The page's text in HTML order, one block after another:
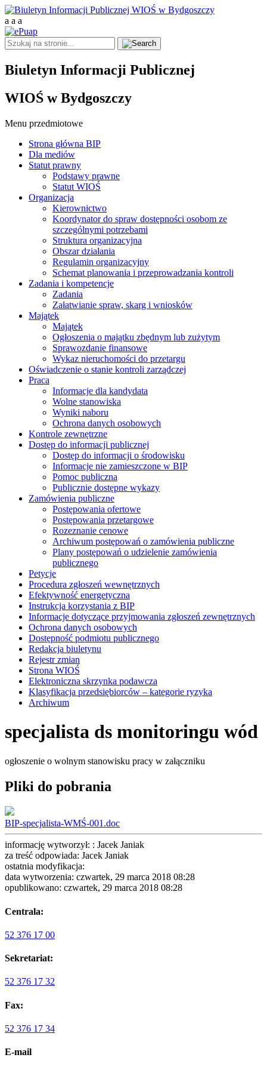
a a a
Biuletyn Informacji Publicznej
WIOŚ w Bydgoszczy
Menu przedmiotowe
Strona główna BIP
Dla mediów
Statut prawny
Podstawy prawne
Statut WIOŚ
Organizacja
Kierownictwo
Koordynator do spraw dostępności osobom ze
szczególnymi potrzebami
Struktura organizacyjna
Obszar działania
Regulamin organizacyjny
Schemat planowania i przeprowadzania kontroli
Zadania i kompetencje
Zadania
Załatwianie spraw, skarg i wniosków
Majątek
Majątek
Ogłoszenia o majątku zbędnym lub zużytym
Sprawozdanie finansowe
Wykaz nieruchomości do przetargu
Oświadczenie o stanie kontroli zarządczej
Praca
Informacje dla kandydata
Wolne stanowiska
Wyniki naboru
Ochrona danych osobowych
Kontrole zewnętrzne
Dostęp do informacji publicznej
Dostęp do informacji o środowisku
Informacje nie zamieszczone w BIP
Pomoc publiczna
Publicznie dostępne wykazy
Zamówienia publiczne
Postępowania ofertowe
Postępowania przetargowe
Rozeznanie cenowe
Archiwum postępowań o zamówienia publiczne
Plany postępowań o udzielenie zamówienia
publicznego
Petycje
Procedura zgłoszeń wewnętrznych
Efektywność energetyczna
Instrukcja korzystania z BIP
Informacje dotyczące przyjmowania zgłoszeń zewnętrznych
Ochrona danych osobowych
Dostępność podmiotu publicznego
Redakcja biuletynu
Rejestr zmian
Strona WIOŚ
Elektroniczna skrzynka podawcza
Klasyfikacja przedsiębiorców – kategorie ryzyka
Archiwum
specjalista ds monitoringu wód
ogłoszenie o wolnym stanowisku pracy w załączniku
Pliki do pobrania
BIP-specjalista-WMŚ-001.doc
informację wytworzył: : Jacek Janiak
za treść odpowiada: Jacek Janiak
ostatnia modyfikacja:
data wytworzenia: czwartek, 29 marca 2018 08:28
opublikowano: czwartek, 29 marca 2018 08:28
Centrala:
52 376 17 00
Sekretariat:
52 376 17 32
Fax:
52 376 17 34
E-mail